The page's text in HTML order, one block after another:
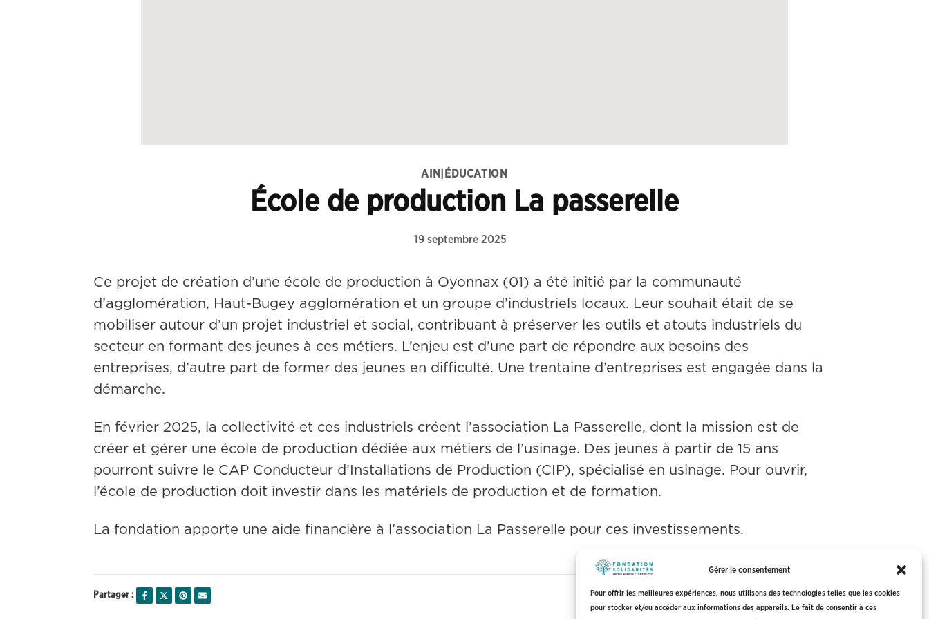
Gérer le consentement
Pour offrir les meilleures expériences, nous utilisons des technologies telles que les cookies
pour stocker et/ou accéder aux informations des appareils. Le fait de consentir à ces
AIN ÉDUCATION
École de production La passerelle
19 septembre 2025
Ce projet de création d’une école de production à Oyonnax (01) a été initié par la communauté
d’agglomération, Haut-Bugey agglomération et un groupe d’industriels locaux. Leur souhait était de se
mobiliser autour d’un projet industriel et social, contribuant à préserver les outils et atouts industriels du
secteur en formant des jeunes à ces métiers. L’enjeu est d’une part de répondre aux besoins des
entreprises, d’autre part de former des jeunes en difficulté. Une trentaine d’entreprises est engagée dans la
démarche.
En février 2025, la collectivité et ces industriels créent l’association La Passerelle, dont la mission est de
créer et gérer une école de production dédiée aux métiers de l’usinage. Des jeunes à partir de 15 ans
pourront suivre le CAP Conducteur d’Installations de Production (CIP), spécialisé en usinage. Pour ouvrir,
l’école de production doit investir dans les matériels de production et de formation.
La fondation apporte une aide financière à l’association La Passerelle pour ces investissements.
Partager :